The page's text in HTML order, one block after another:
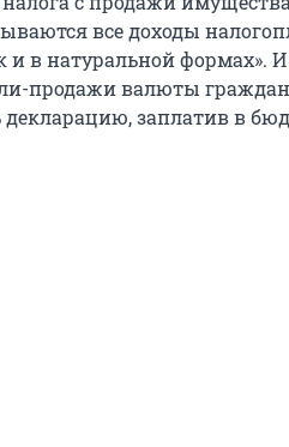
все доходы
в натуральной формах».
продажи валюты
декларацию, заплатив в